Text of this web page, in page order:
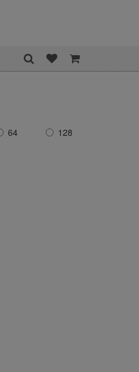
64 128